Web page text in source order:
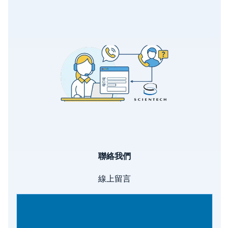
聯絡我們
線上留言